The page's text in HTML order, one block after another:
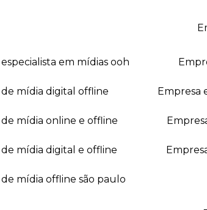
especialista em mídias ooh
de mídia digital offline
de mídia online e offline
de mídia digital e offline
de mídia offline são paulo